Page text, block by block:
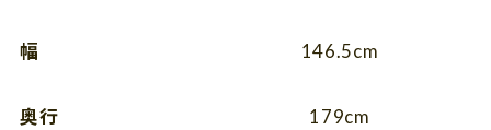
幅 146.5cm
奥行 179cm